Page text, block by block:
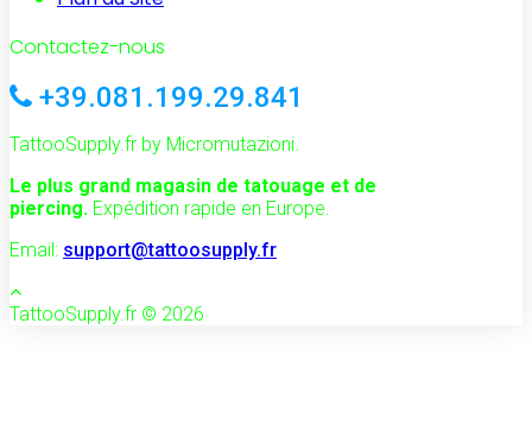
Contactez-nous
+39.081.199.29.841
TattooSupply.fr by Micromutazioni.
Le plus grand magasin de tatouage et de
piercing. Expédition rapide en Europe.
Email: support@tattoosupply.fr
TattooSupply.fr © 2026